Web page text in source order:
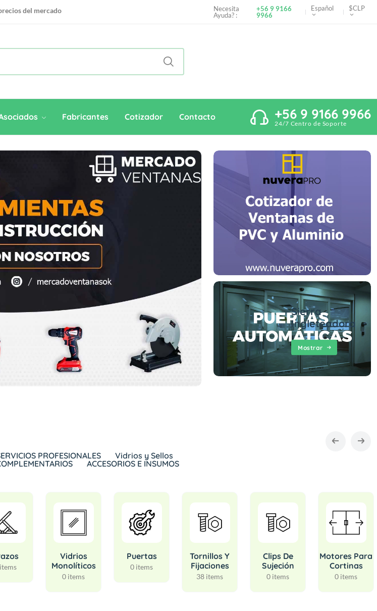
de nuestra plataforma
Necesita
Ayuda? :
+56 9 9166
9966
Español $CLP
Fabricantes Cotizador Contacto +56 9 9166 9966
24/7 Centro de Soporte
Sierra
Ingleteadora
Mostrar
PROFESIONALES
Vidrios y Sellos
ACCESORIOS E INSUMOS
Vidrios
Monolíticos
0 items
Puertas
0 items
Tornillos Y
Fijaciones
38 items
Clips De
Sujeción
0 items
Motores Para
Cortinas
0 items